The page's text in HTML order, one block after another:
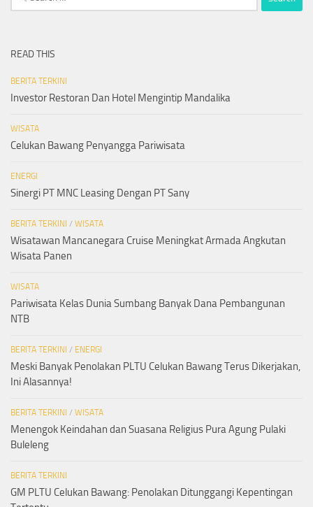
for:
READ THIS
BERITA TERKINI
Investor Restoran Dan Hotel Mengintip Mandalika
WISATA
Celukan Bawang Penyangga Pariwisata
ENERGI
Sinergi PT MNC Leasing Dengan PT Sany
BERITA TERKINI / WISATA
Wisatawan Mancanegara Cruise Meningkat Armada Angkutan
Wisata Panen
WISATA
Pariwisata Kelas Dunia Sumbang Banyak Dana Pembangunan
NTB
BERITA TERKINI / ENERGI
Meski Banyak Penolakan PLTU Celukan Bawang Terus Dikerjakan,
Ini Alasannya!
BERITA TERKINI / WISATA
Menengok Keindahan dan Suasana Religius Pura Agung Pulaki
Buleleng
BERITA TERKINI
GM PLTU Celukan Bawang: Penolakan Ditunggangi Kepentingan